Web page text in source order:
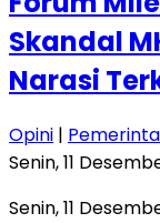
Skandal
Narasi
Opini |
Senin, 11
Senin, 11